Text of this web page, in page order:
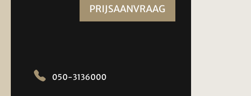
PRIJSAANVRAAG
050-3136000